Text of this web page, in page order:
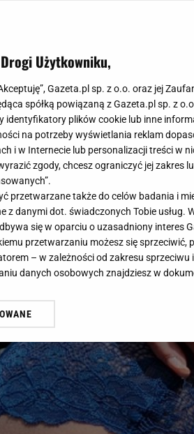
jak zwykle nie
i
miała szczególne miejsce
miłośniczki kobiecości i
majtek, które
Użytkowniku,
Gazeta.pl sp. z o.o. oraz jej
spółką powiązaną z Gazeta.pl sp. z
identyfikatory plików cookie lub inne
na potrzeby wyświetlania reklam
i w Internecie lub personalizacji treści w
zgody, chcesz ograniczyć jej zakres
przetwarzane także do celów badania i
z danymi dot. świadczonych Tobie
się w oparciu o uzasadniony interes
przetwarzaniu możesz się sprzeciwić,
– w zależności od zakresu
danych osobowych znajdziesz w
też zgodę na zainstalowanie i
narzędzie do zarządzania twoimi
” w stopce serwisu i przechodząc do
za pomocą ustawień przeglądarki.
S.A. możemy przetwarzać dane
Aktywne skanowanie